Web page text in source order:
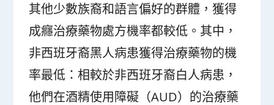
其他少數族裔和語言偏好的群體，獲得
成癮治療藥物處方機率都較低。其中，
非西班牙裔黑人病患獲得治療藥物的機
率最低：相較於非西班牙裔白人病患，
他們在酒精使用障礙（AUD）的治療藥